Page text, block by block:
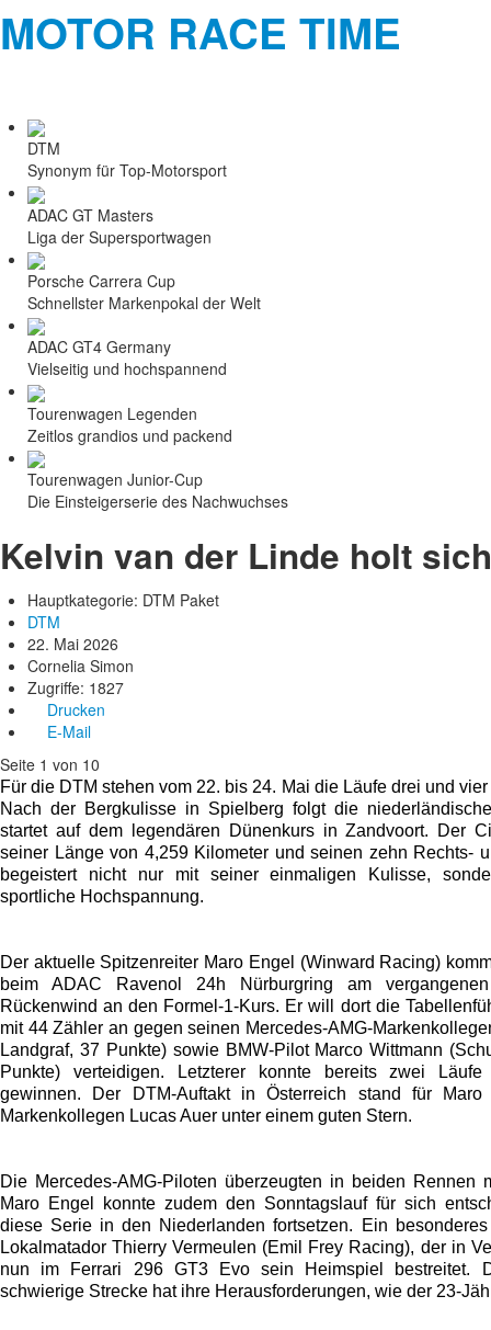
MOTOR RACE TIME
DTM
Synonym für Top-Motorsport
ADAC GT Masters
Liga der Supersportwagen
Porsche Carrera Cup
Schnellster Markenpokal der Welt
ADAC GT4 Germany
Vielseitig und hochspannend
Tourenwagen Legenden
Zeitlos grandios und packend
Tourenwagen Junior-Cup
Die Einsteigerserie des Nachwuchses
Kelvin van der Linde holt
Hauptkategorie: DTM Paket
DTM
22. Mai 2026
Cornelia Simon
Zugriffe: 1827
Drucken
E-Mail
Seite 1 von 10
Für die DTM stehen vom 22. bis 24. Mai die Läufe drei und
Nach der Bergkulisse in Spielberg folgt die
startet auf dem legendären Dünenkurs in Zandvoort. Der
seiner Länge von 4,259 Kilometer und seinen zehn Rechts-
begeistert nicht nur mit seiner einmaligen Kulisse,
sportliche Hochspannung.
Der aktuelle Spitzenreiter Maro Engel (Winward Racing)
beim ADAC Ravenol 24h Nürburgring am
Rückenwind an den Formel-1-Kurs. Er will dort die
mit 44 Zähler an gegen seinen Mercedes-AMG-
Landgraf, 37 Punkte) sowie BMW-Pilot Marco Wittmann
Punkte) verteidigen. Letzterer konnte bereits zwei
gewinnen. Der DTM-Auftakt in Österreich stand für
Markenkollegen Lucas Auer unter einem guten Stern.
Die Mercedes-AMG-Piloten überzeugten in beiden Rennen
Maro Engel konnte zudem den Sonntagslauf für sich
diese Serie in den Niederlanden fortsetzen. Ein
Lokalmatador Thierry Vermeulen (Emil Frey Racing), der in
nun im Ferrari 296 GT3 Evo sein Heimspiel bestreitet.
schwierige Strecke hat ihre Herausforderungen, wie der 23-